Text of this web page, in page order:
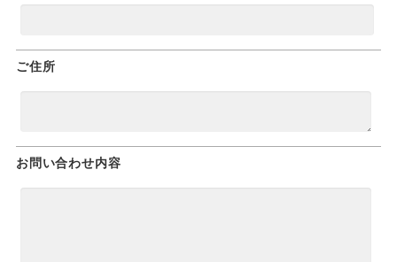
ご住所
お問い合わせ内容